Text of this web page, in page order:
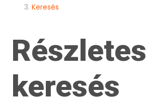
Keresés
Részletes
keresés